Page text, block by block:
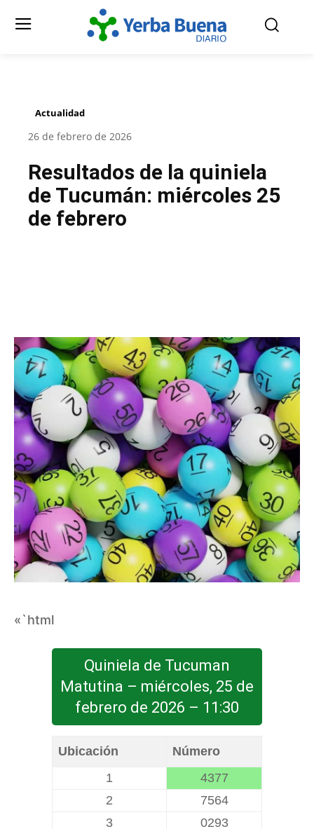
Actualidad
26 de febrero de 2026
Resultados de la quiniela
de Tucumán: miércoles 25
de febrero
«`html
Quiniela de Tucuman
Matutina – miércoles, 25 de
febrero de 2026 – 11:30
Ubicación
Número
1
4377
2
7564
3
0293